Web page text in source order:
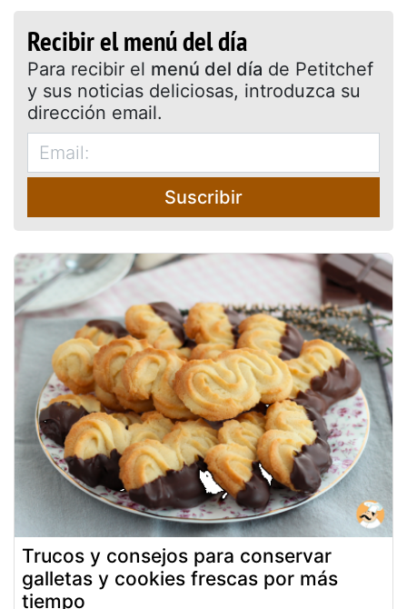
Recibir el menú del día
Para recibir el menú del día de Petitchef
y sus noticias deliciosas, introduzca su
dirección email.
Suscribir
Trucos y consejos para conservar
galletas y cookies frescas por más
tiempo